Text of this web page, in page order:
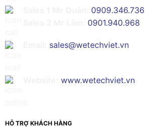
0909.346.736
0901.940.968
sales@wetechviet.vn
www.wetechviet.vn
HỖ TRỢ KHÁCH HÀNG